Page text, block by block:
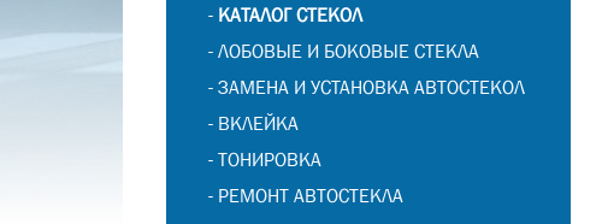
- КАТАЛОГ СТЕКОЛ
-ЛОБОВЫЕ И БОКОВЫЕ СТЕКЛА
-ЗАМЕНА И УСТАНОВКА АВТОСТЕКОЛ
- ВКЛЕЙКА
-ТОНИРОВКА
- РЕМОНТ АВТОСТЕКЛА